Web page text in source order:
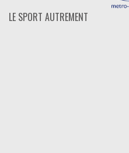
LE SPORT AUTREMENT